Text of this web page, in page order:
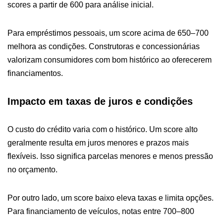
scores a partir de 600 para análise inicial.
Para empréstimos pessoais, um score acima de 650–700
melhora as condições. Construtoras e concessionárias
valorizam consumidores com bom histórico ao oferecerem
financiamentos.
Impacto em taxas de juros e condições
O custo do crédito varia com o histórico. Um score alto
geralmente resulta em juros menores e prazos mais
flexíveis. Isso significa parcelas menores e menos pressão
no orçamento.
Por outro lado, um score baixo eleva taxas e limita opções.
Para financiamento de veículos, notas entre 700–800